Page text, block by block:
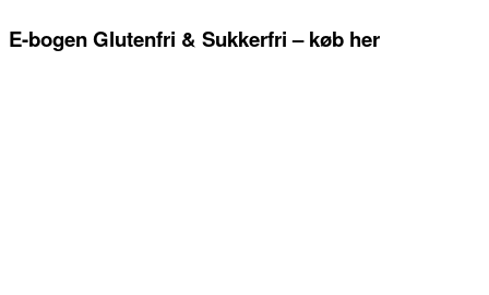
E-bogen Glutenfri & Sukkerfri – køb her